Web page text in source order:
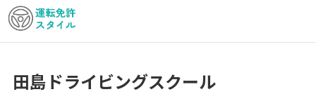
田島ドライビングスクール